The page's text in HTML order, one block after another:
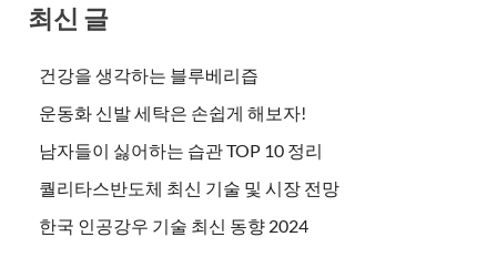
최신 글
건강을 생각하는 블루베리즙
운동화 신발 세탁은 손쉽게 해보자!
남자들이 싫어하는 습관 TOP 10 정리
퀄리타스반도체 최신 기술 및 시장 전망
한국 인공강우 기술 최신 동향 2024